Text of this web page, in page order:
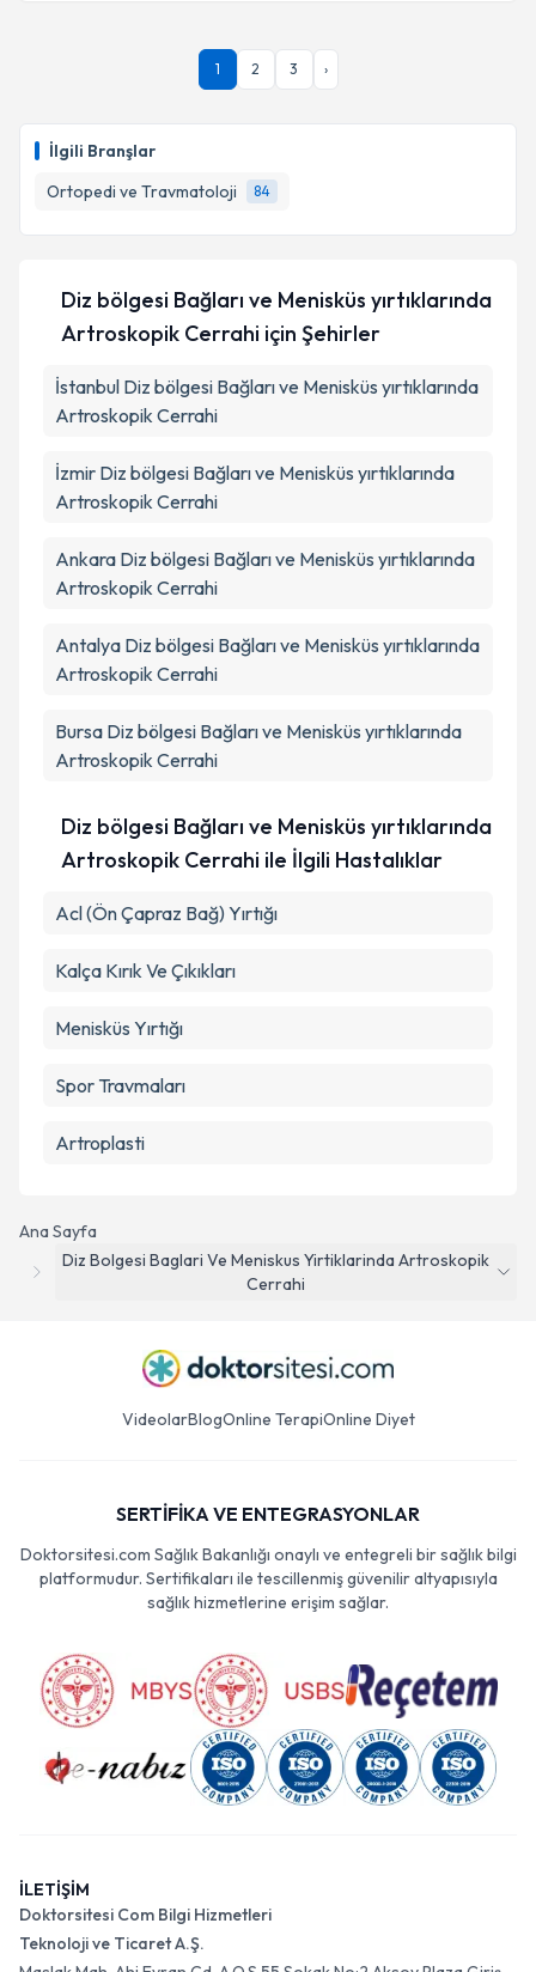
İlgili Branşlar
Ortopedi ve Travmatoloji
84
1 2 3 ›
Ana Sayfa
Diz Bolgesi Baglari Ve Meniskus Yirtiklarinda Artroskopik
Cerrahi
Diz bölgesi Bağları ve Menisküs yırtıklarında
Artroskopik Cerrahi için Şehirler
İstanbul Diz bölgesi Bağları ve Menisküs yırtıklarında
Artroskopik Cerrahi
İzmir Diz bölgesi Bağları ve Menisküs yırtıklarında
Artroskopik Cerrahi
Ankara Diz bölgesi Bağları ve Menisküs yırtıklarında
Artroskopik Cerrahi
Antalya Diz bölgesi Bağları ve Menisküs yırtıklarında
Artroskopik Cerrahi
Bursa Diz bölgesi Bağları ve Menisküs yırtıklarında
Artroskopik Cerrahi
Diz bölgesi Bağları ve Menisküs yırtıklarında
Artroskopik Cerrahi ile İlgili Hastalıklar
Acl (Ön Çapraz Bağ) Yırtığı
Kalça Kırık Ve Çıkıkları
Menisküs Yırtığı
Spor Travmaları
Artroplasti
VideolarBlogOnline TerapiOnline Diyet
SERTİFİKA VE ENTEGRASYONLAR
Doktorsitesi.com Sağlık Bakanlığı onaylı ve entegreli bir sağlık bilgi
platformudur. Sertifikaları ile tescillenmiş güvenilir altyapısıyla
sağlık hizmetlerine erişim sağlar.
İLETİŞİM
Doktorsitesi Com Bilgi Hizmetleri
Teknoloji ve Ticaret A.Ş.